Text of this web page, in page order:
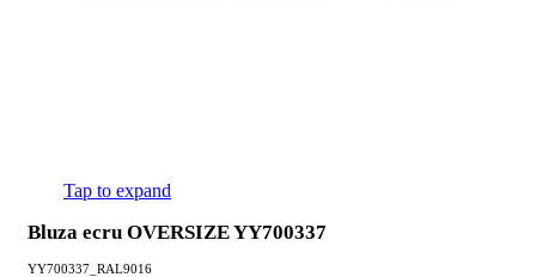
Tap to expand
Bluza ecru OVERSIZE YY700337
YY700337_RAL9016